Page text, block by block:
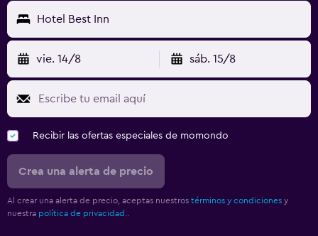
Hotel Best Inn
vie. 14/8 sáb. 15/8
Recibir las ofertas especiales de momondo
Crea una alerta de precio
Al crear una alerta de precio, aceptas nuestros términos y condiciones y
nuestra política de privacidad.